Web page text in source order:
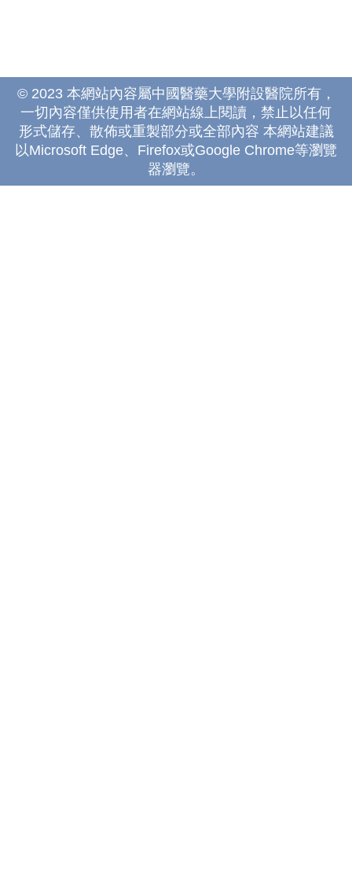
© 2023 本網站內容屬中國醫藥大學附設醫院所有，
一切內容僅供使用者在網站線上閱讀，禁止以任何
形式儲存、散佈或重製部分或全部內容 本網站建議
以Microsoft Edge、Firefox或Google Chrome等瀏覽
器瀏覽。